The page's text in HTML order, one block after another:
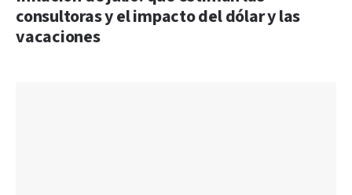
consultoras y el impacto del dólar y las
vacaciones